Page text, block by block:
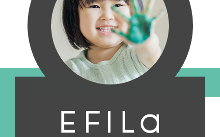
・理念
・グループ概要
・事業所一覧
・地域応援活動
・SDGs
・中途採用
・カムバック採用
・本部採用